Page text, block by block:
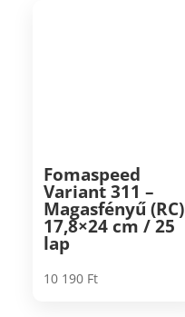
Fomaspeed
Variant 311 –
Magasfényű (RC)
17,8×24 cm / 25
lap
10 190 Ft